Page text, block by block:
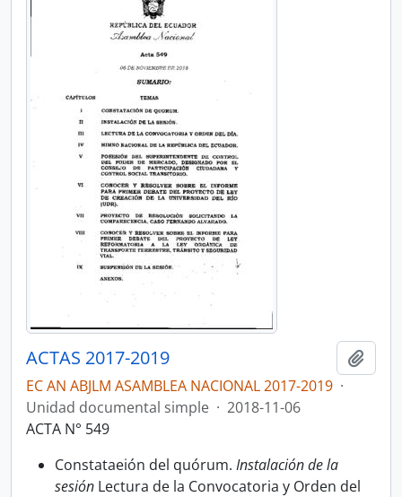
ACTAS 2017-2019
EC AN ABJLM ASAMBLEA NACIONAL 2017-2019 ·
Unidad documental simple · 2018-11-06
ACTA N° 549
Constataeión del quórum. Instalación de la
sesión Lectura de la Convocatoria y Orden del